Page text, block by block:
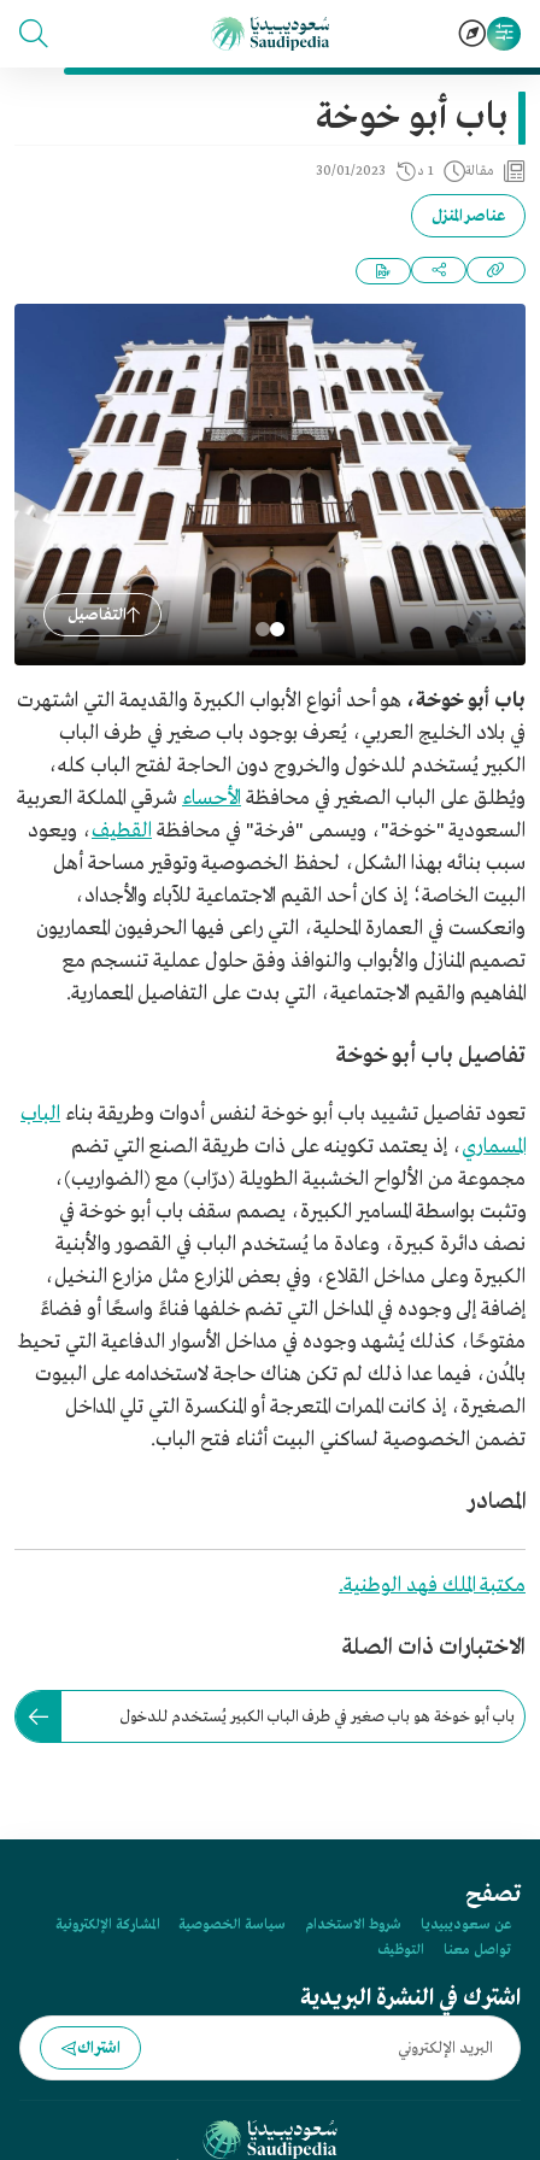
باب أبو خوخة
مقالة 1 د 30/01/2023
عناصر المنزل
التفاصيل
باب أبو خوخة، هو أحد أنواع الأبواب الكبيرة والقديمة التي اشتهرت
في بلاد الخليج العربي، يُعرف بوجود باب صغير في طرف الباب
الكبير يُستخدم للدخول والخروج دون الحاجة لفتح الباب كله،
ويُطلق على الباب الصغير في محافظة الأحساء شرقي المملكة العربية
السعودية "خوخة"، ويسمى "فرخة" في محافظة القطيف، ويعود
سبب بنائه بهذا الشكل، لحفظ الخصوصية وتوقير مساحة أهل
البيت الخاصة؛ إذ كان أحد القيم الاجتماعية للآباء والأجداد،
وانعكست في العمارة المحلية، التي راعى فيها الحرفيون المعماريون
تصميم المنازل والأبواب والنوافذ وفق حلول عملية تنسجم مع
المفاهيم والقيم الاجتماعية، التي بدت على التفاصيل المعمارية.
تفاصيل باب أبو خوخة
تعود تفاصيل تشييد باب أبو خوخة لنفس أدوات وطريقة بناء الباب
المسماري، إذ يعتمد تكوينه على ذات طريقة الصنع التي تضم
مجموعة من الألواح الخشبية الطويلة (درّاب) مع (الضواريب)،
وتثبت بواسطة المسامير الكبيرة، يصمم سقف باب أبو خوخة في
نصف دائرة كبيرة، وعادة ما يُستخدم الباب في القصور والأبنية
الكبيرة وعلى مداخل القلاع، وفي بعض المزارع مثل مزارع النخيل،
إضافة إلى وجوده في المداخل التي تضم خلفها فناءً واسعًا أو فضاءً
مفتوحًا، كذلك يُشهد وجوده في مداخل الأسوار الدفاعية التي تحيط
بالمُدن، فيما عدا ذلك لم تكن هناك حاجة لاستخدامه على البيوت
الصغيرة، إذ كانت الممرات المتعرجة أو المنكسرة التي تلي المداخل
تضمن الخصوصية لساكني البيت أثناء فتح الباب.
المصادر
مكتبة الملك فهد الوطنية.
الاختبارات ذات الصلة
باب أبو خوخة هو باب صغير في طرف الباب الكبير يُستخدم للدخول
تصفح
عن سعوديبيديا شروط الاستخدام سياسة الخصوصية
المشاركة الإلكترونية
تواصل معنا
التوظيف
اشترك في النشرة البريدية
اشتراك